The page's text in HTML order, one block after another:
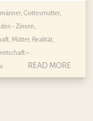
, Gottesmutter,
- Zinsen,
Mütter, Realität,
–
READ MORE